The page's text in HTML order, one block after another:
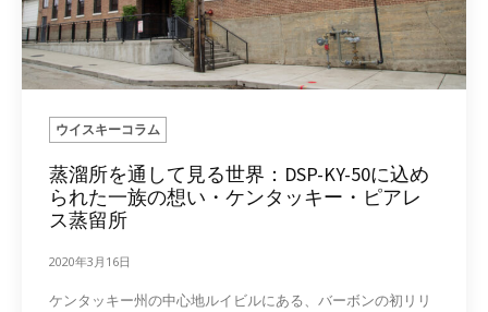
ウイスキーコラム
蒸溜所を通して見る世界：DSP-KY-50に込め
られた一族の想い・ケンタッキー・ピアレ
ス蒸留所
2020年3月16日
ケンタッキー州の中心地ルイビルにある、バーボンの初リリ